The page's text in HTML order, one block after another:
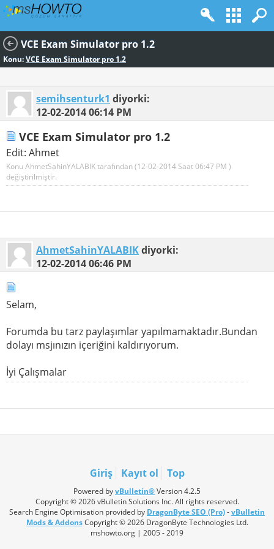
VCE Exam Simulator pro 1.2
Konu:VCE Exam Simulator pro 1.2
semihsenturk1 diyorki:
12-02-201406:14 PM
VCE Exam Simulator pro 1.2
Edit: Ahmet
Konu AhmetSahinYALABIK tarafından (12-02-2014 Saat06:47 PM )
değiştirilmiştir.
AhmetSahinYALABIKdiyorki:
12-02-201406:46 PM
Selam,
Forumda bu tarz paylaşımlar yapılmamaktadır.Bundan
dolayı msjınızın içeriğini kaldırıyorum.
İyi Çalışmalar
Giriş Kayıt ol Top
Powered byvBulletin®Version 4.2.5
Copyright © 2026 vBulletin Solutions Inc. All rights reserved.
Search Engine Optimisation provided by DragonByte SEO (Pro)-vBulletin
Mods & AddonsCopyright © 2026 DragonByte Technologies Ltd.
mshowto.org | 2005 - 2019